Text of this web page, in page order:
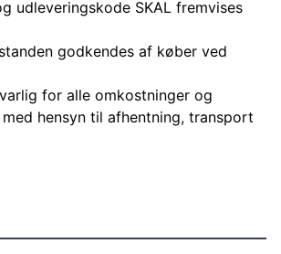
udleveringskode SKAL fremvises
godkendes af køber ved
for alle omkostninger og
hensyn til afhentning, transport